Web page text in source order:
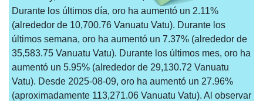
Durante los últimos día, oro ha aumentó un 2.11%
(alrededor de 10,700.76 Vanuatu Vatu). Durante los
últimos semana, oro ha aumentó un 7.37% (alrededor de
35,583.75 Vanuatu Vatu). Durante los últimos mes, oro ha
aumentó un 5.95% (alrededor de 29,130.72 Vanuatu
Vatu). Desde 2025-08-09, oro ha aumentó un 27.96%
(aproximadamente 113,271.06 Vanuatu Vatu). Al observar